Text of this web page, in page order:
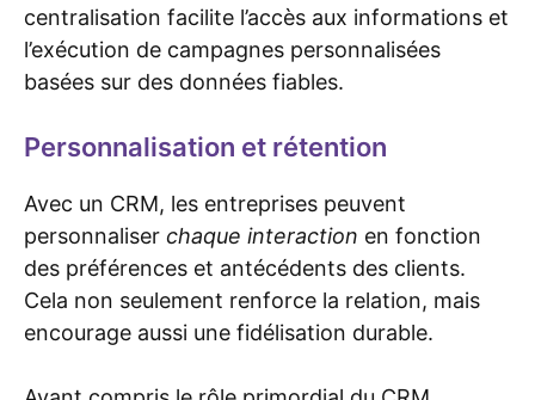
centralisation facilite l’accès aux informations et
l’exécution de campagnes personnalisées
basées sur des données fiables.
Personnalisation et rétention
Avec un CRM, les entreprises peuvent
personnaliser chaque interaction en fonction
des préférences et antécédents des clients.
Cela non seulement renforce la relation, mais
encourage aussi une fidélisation durable.